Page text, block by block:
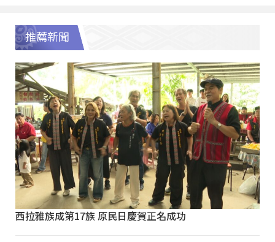
推薦新聞
西拉雅族成第17族 原民日慶賀正名成功